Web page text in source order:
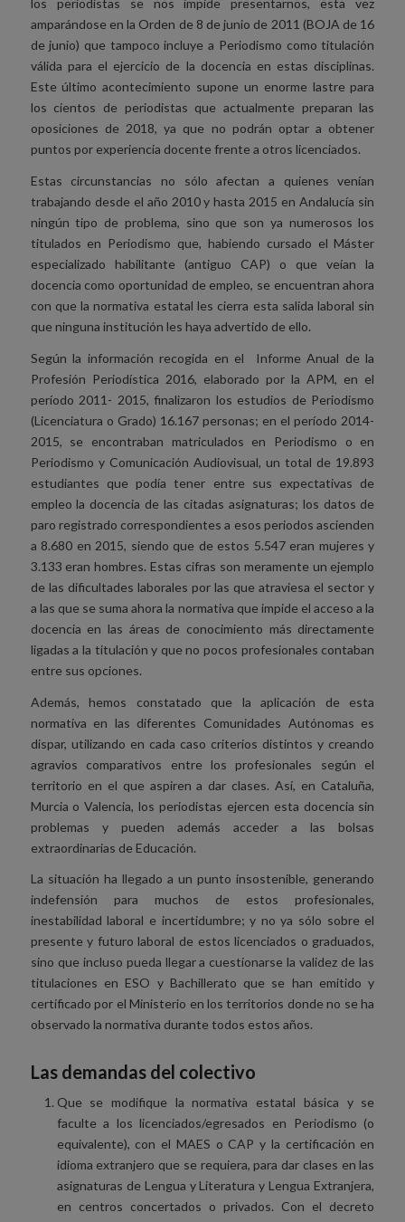
amparándose en la Orden de 8 de junio de 2011 (BOJA de 16
de junio) que tampoco incluye a Periodismo como titulación
válida para el ejercicio de la docencia en estas disciplinas.
Este último acontecimiento supone un enorme lastre para
los cientos de periodistas que actualmente preparan las
oposiciones de 2018, ya que no podrán optar a obtener
puntos por experiencia docente frente a otros licenciados.
Estas circunstancias no sólo afectan a quienes venían
trabajando desde el año 2010 y hasta 2015 en Andalucía sin
ningún tipo de problema, sino que son ya numerosos los
titulados en Periodismo que, habiendo cursado el Máster
especializado habilitante (antiguo CAP) o que veían la
docencia como oportunidad de empleo, se encuentran ahora
con que la normativa estatal les cierra esta salida laboral sin
que ninguna institución les haya advertido de ello.
Según la información recogida en el Informe Anual de la
Profesión Periodística 2016, elaborado por la APM, en el
período 2011- 2015, finalizaron los estudios de Periodismo
(Licenciatura o Grado) 16.167 personas; en el período 2014-
2015, se encontraban matriculados en Periodismo o en
Periodismo y Comunicación Audiovisual, un total de 19.893
estudiantes que podía tener entre sus expectativas de
empleo la docencia de las citadas asignaturas; los datos de
paro registrado correspondientes a esos periodos ascienden
a 8.680 en 2015, siendo que de estos 5.547 eran mujeres y
3.133 eran hombres. Estas cifras son meramente un ejemplo
de las dificultades laborales por las que atraviesa el sector y
a las que se suma ahora la normativa que impide el acceso a la
docencia en las áreas de conocimiento más directamente
ligadas a la titulación y que no pocos profesionales contaban
entre sus opciones.
Además, hemos constatado que la aplicación de esta
normativa en las diferentes Comunidades Autónomas es
dispar, utilizando en cada caso criterios distintos y creando
agravios comparativos entre los profesionales según el
territorio en el que aspiren a dar clases. Así, en Cataluña,
Murcia o Valencia, los periodistas ejercen esta docencia sin
problemas y pueden además acceder a las bolsas
extraordinarias de Educación.
La situación ha llegado a un punto insostenible, generando
indefensión para muchos de estos profesionales,
inestabilidad laboral e incertidumbre; y no ya sólo sobre el
presente y futuro laboral de estos licenciados o graduados,
sino que incluso pueda llegar a cuestionarse la validez de las
titulaciones en ESO y Bachillerato que se han emitido y
certificado por el Ministerio en los territorios donde no se ha
observado la normativa durante todos estos años.
Las demandas del colectivo
Que se modifique la normativa estatal básica y se
faculte a los licenciados/egresados en Periodismo (o
equivalente), con el MAES o CAP y la certificación en
idioma extranjero que se requiera, para dar clases en las
asignaturas de Lengua y Literatura y Lengua Extranjera,
en centros concertados o privados. Con el decreto